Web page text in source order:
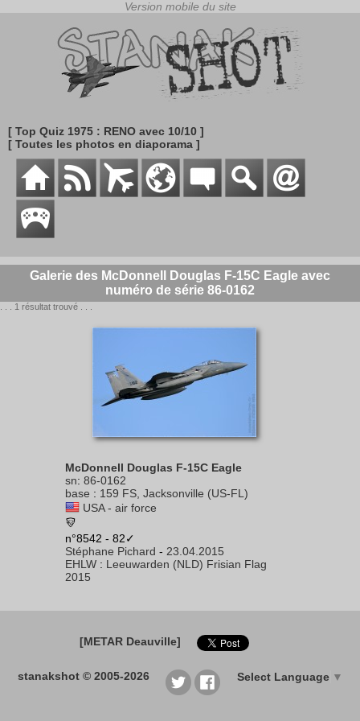
[ Top Quiz 1975 : RENO avec 10/10 ]
[ Toutes les photos en diaporama ]
Galerie des McDonnell Douglas F-15C Eagle avec
numéro de série 86-0162
. . . 1 résultat trouvé . . .
McDonnell Douglas F-15C Eagle
sn: 86-0162
base : 159 FS, Jacksonville (US-FL)
USA - air force
n°8542 - 82✓
Stéphane Pichard - 23.04.2015
EHLW : Leeuwarden (NLD) Frisian Flag
2015
[METAR Deauville]
stanakshot © 2005-2026 Select Language ▼